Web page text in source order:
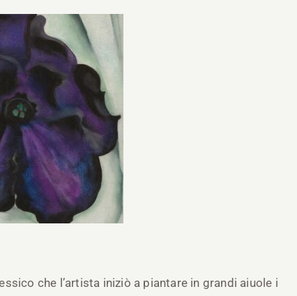
che l’artista iniziò a piantare in grandi aiuole i